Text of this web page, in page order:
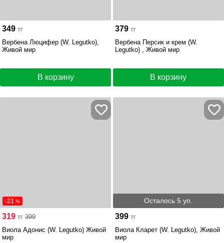
349тг
Вербена Люцифер (W. Legutko),
Живой мир
В корзину
379тг
Вербена Персик и крем (W.
Legutko) , Живой мир
В корзину
-21 %
319тг399
Виола Адонис (W. Legutko) Живой
мир
Осталось 5 уп.
399тг
Виола Кларет (W. Legutko), Живой
мир